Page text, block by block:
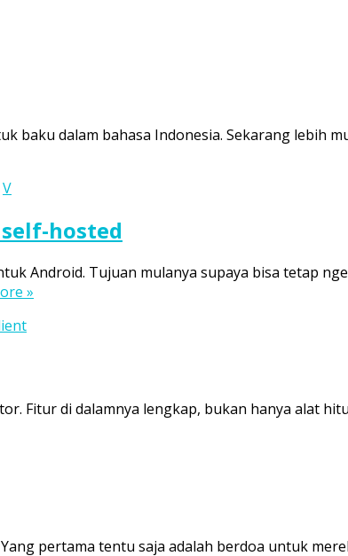
baku dalam bahasa Indonesia. Sekarang lebih
V
hosted
Android. Tujuan mulanya supaya bisa tetap
»
Fitur di dalamnya lengkap, bukan hanya alat
pertama tentu saja adalah berdoa untuk